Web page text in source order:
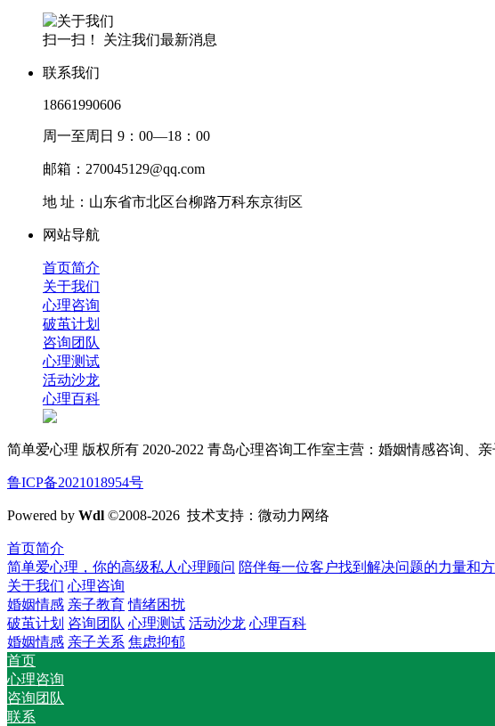
扫一扫！ 关注我们最新消息
联系我们
18661990606
周一至周日 9：00—18：00
邮箱：270045129@qq.com
地 址：山东省市北区台柳路万科东京街区
网站导航
首页简介
关于我们
心理咨询
破茧计划
咨询团队
心理测试
活动沙龙
心理百科
简单爱心理 版权所有 2020-2022 青岛心理咨询工作室主营：婚姻情感咨询、
鲁ICP备2021018954号
Powered by Wdl ©2008-2026 技术支持：微动力网络
首页简介
简单爱心理，你的高级私人心理顾问 陪伴每一位客户找到解决问题的力量和
关于我们 心理咨询
婚姻情感 亲子教育 情绪困扰
破茧计划 咨询团队 心理测试 活动沙龙 心理百科
婚姻情感 亲子关系 焦虑抑郁
首页
心理咨询
咨询团队
联系